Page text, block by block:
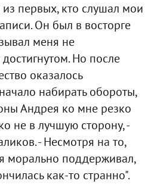
первых, кто слушал мои
Он был в восторге
меня не
Но после
оказалось
набирать обороты,
Андрея ко мне резко
не в лучшую сторону, -
- Несмотря на то,
морально поддерживал,
как-то странно".